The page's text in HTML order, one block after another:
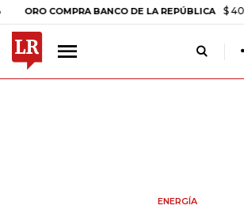
COMPRA BANCO DE LA REPÚBLICA $ 408.498,97
ENERGÍA